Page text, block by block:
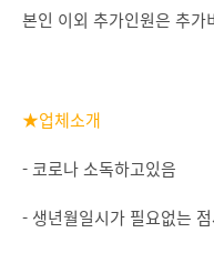
본인 이외 추가인원은 추
★업체소개
- 코로나 소독하고있음
- 생년월일시가 필요없는